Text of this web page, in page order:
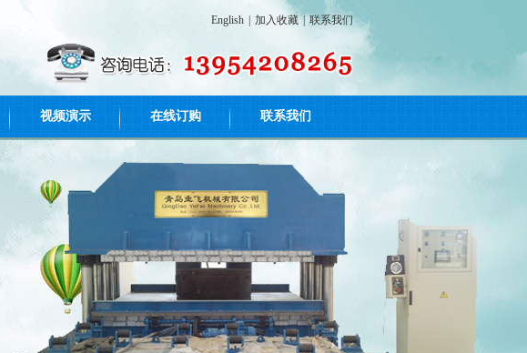
English 加入收藏 | 联系我们
视频演示 在线订购 联系我们